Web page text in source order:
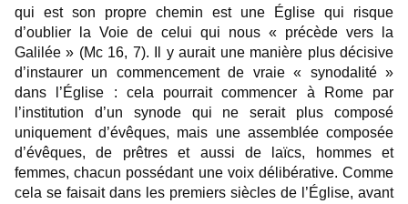
qui est son propre chemin est une Église qui risque
d’oublier la Voie de celui qui nous « précède vers la
Galilée » (Mc 16, 7). Il y aurait une manière plus décisive
d’instaurer un commencement de vraie « synodalité »
dans l’Église : cela pourrait commencer à Rome par
l’institution d’un synode qui ne serait plus composé
uniquement d’évêques, mais une assemblée composée
d’évêques, de prêtres et aussi de laïcs, hommes et
femmes, chacun possédant une voix délibérative. Comme
cela se faisait dans les premiers siècles de l’Église, avant